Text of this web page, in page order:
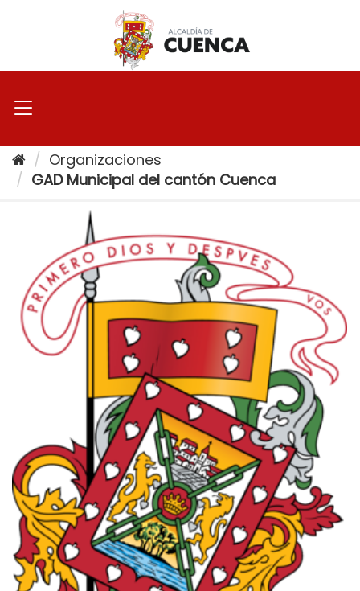
Organizaciones
GAD Municipal del cantón Cuenca